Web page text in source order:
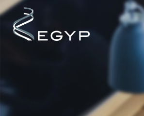
Cookies management panel